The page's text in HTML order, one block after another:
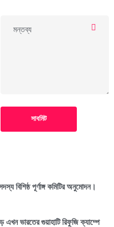
সাবমিট
বিশিষ্ঠ পূর্ণাঙ্গ কমিটির অনুমোদন।
এখন ভারতের গুয়াহাটি রিফুজি ক্যাম্পে